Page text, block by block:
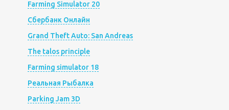
Farming Simulator 20
Сбербанк Онлайн
Grand Theft Auto: San Andreas
The talos principle
Farming simulator 18
Реальная Рыбалка
Parking Jam 3D